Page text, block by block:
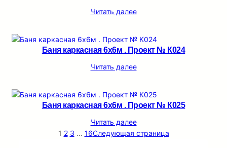
Читать далее
Баня каркасная 6х6м . Проект № К024
Читать далее
Баня каркасная 6х6м . Проект № К025
Читать далее
1 2 3 … 16Следующая страница